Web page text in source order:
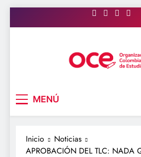
al
MENÚ
Inicio
Noticias
APROBACIÓN DEL TLC: NADA